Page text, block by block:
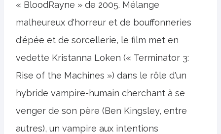
« BloodRayne » de 2005. Mélange
malheureux d'horreur et de bouffonneries
d'épée et de sorcellerie, le film met en
vedette Kristanna Loken (« Terminator 3:
Rise of the Machines ») dans le rôle d'un
hybride vampire-humain cherchant à se
venger de son père (Ben Kingsley, entre
autres), un vampire aux intentions